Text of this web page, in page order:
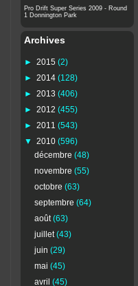
Pro Drift Super Series 2009 - Round
1 Donnington Park
Archives
► 2015 (2)
► 2014 (128)
► 2013 (406)
► 2012 (455)
► 2011 (543)
▼ 2010 (596)
décembre (48)
novembre (55)
octobre (63)
septembre (64)
août(63)
juillet(43)
juin (29)
mai (45)
avril (45)